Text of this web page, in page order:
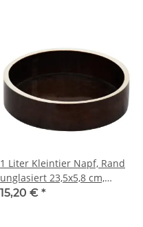
1 Liter Kleintier Napf, Rand
unglasiert 23,5x5,8 cm,
braun
15,20 € *